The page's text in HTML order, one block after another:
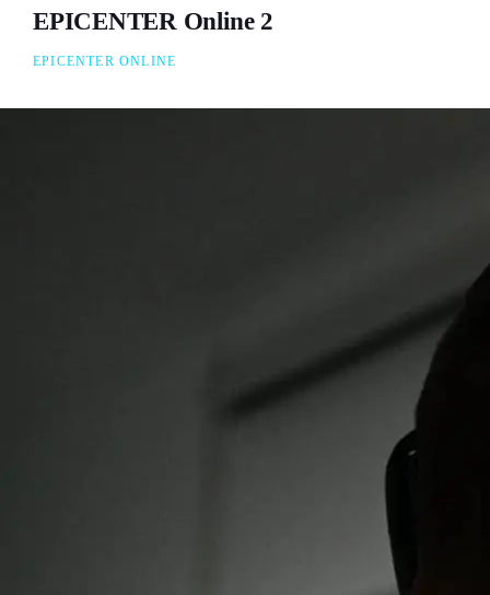
EPICENTER Online 2
EPICENTER ONLINE